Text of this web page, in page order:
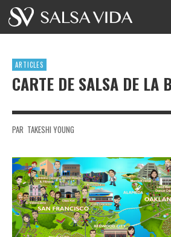
Événements
Articles
Vidéos
Glossaire
Boutique
ARTICLES
CARTE DE SALSA DE LA
PAR TAKESHI YOUNG